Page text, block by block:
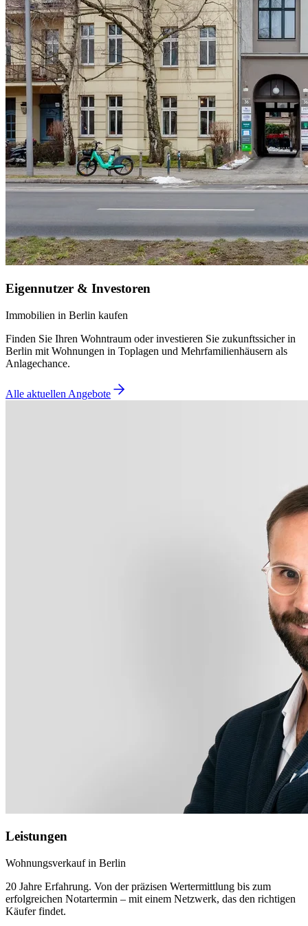
Eigennutzer & Investoren
Immobilien in Berlin kaufen
Finden Sie Ihren Wohntraum oder investieren Sie zukunftssicher in
Berlin mit Wohnungen in Toplagen und Mehrfamilienhäusern als
Anlagechance.
Alle aktuellen Angebote
Leistungen
Wohnungsverkauf in Berlin
20 Jahre Erfahrung. Von der präzisen Wertermittlung bis zum
erfolgreichen Notartermin – mit einem Netzwerk, das den richtigen
Käufer findet.